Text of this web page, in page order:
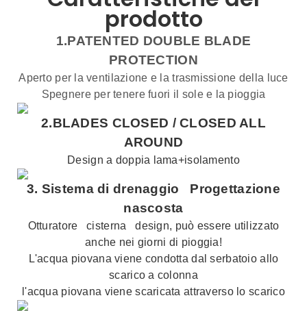
prodotto
1.PATENTED DOUBLE BLADE
PROTECTION
Aperto per la ventilazione e la trasmissione della luce
Spegnere per tenere fuori il sole e la pioggia
2.BLADES CLOSED /CLOSED ALL
AROUND
Design a doppia lama+isolamento
3. Sistema di drenaggio
Progettazione
nascosta
Otturatore cisterna
design, può essere utilizzato
anche nei giorni di pioggia!
L'acqua piovana viene condotta dal serbatoio allo
scarico a colonna
l'acqua piovana viene scaricata attraverso lo scarico